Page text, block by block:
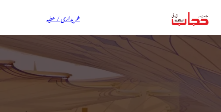
خریداری / عطیہ